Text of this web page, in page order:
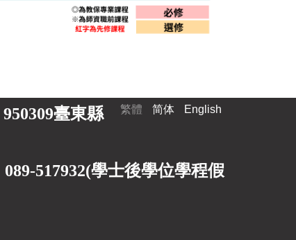
繁體 简体 English
臺東縣
517932(學士後學位學程假